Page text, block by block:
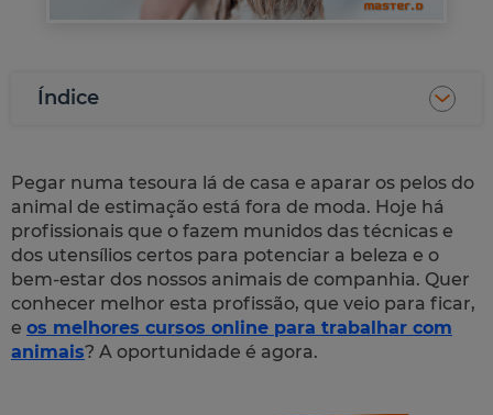
Índice
Pegar numa tesoura lá de casa e aparar os pelos do
animal de estimação está fora de moda. Hoje há
profissionais que o fazem munidos das técnicas e
dos utensílios certos para potenciar a beleza e o
bem-estar dos nossos animais de companhia. Quer
conhecer melhor esta profissão, que veio para ficar,
e os melhores cursos online para trabalhar com
animais? A oportunidade é agora.